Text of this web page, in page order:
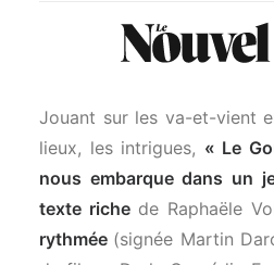
Jouant sur les va-et-vient
lieux, les intrigues, « Le
nous embarque dans un
texte richede Raphaële
rythmée (signée Martin